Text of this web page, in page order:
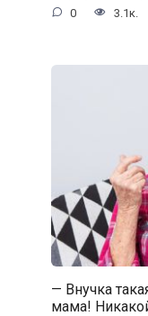
0 3.1к.
— Внучка
мама!